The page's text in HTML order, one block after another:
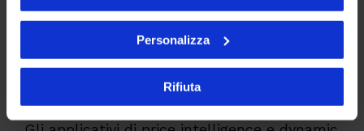
Personalizza
Rifiuta
Impostare strategie di prezzo su
catergorie e prodotti permette di
ottiizzare il profitto.